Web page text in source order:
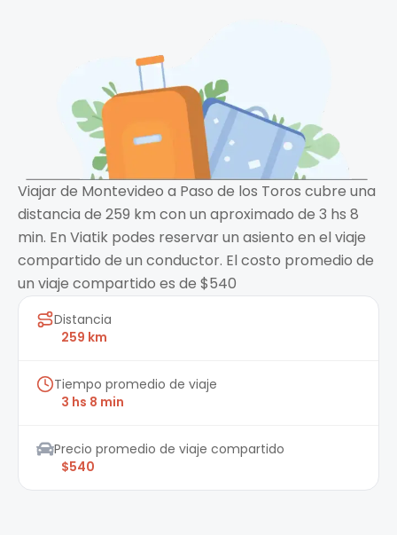
Viajar de Montevideo a Paso de los Toros cubre una
distancia de 259 km con un aproximado de 3 hs 8
min. En Viatik podes reservar un asiento en el viaje
compartido de un conductor. El costo promedio de
un viaje compartido es de $540
Distancia
259 km
Tiempo promedio de viaje
3 hs 8 min
Precio promedio de viaje compartido
$540